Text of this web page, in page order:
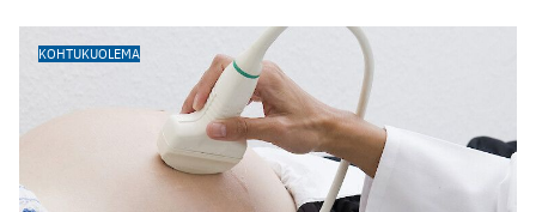
KOHTUKUOLEMA